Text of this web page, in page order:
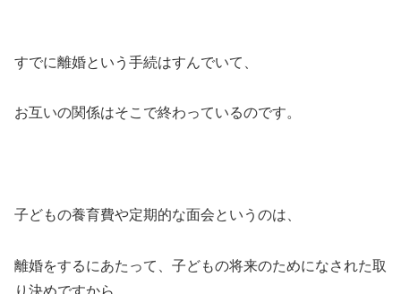
すでに離婚という手続はすんでいて、
お互いの関係はそこで終わっているのです。
子どもの養育費や定期的な面会というのは、
離婚をするにあたって、子どもの将来のためになされた取
り決めですから、